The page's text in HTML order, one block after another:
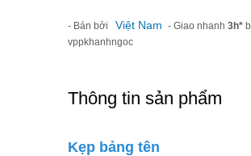
- Bán bởi Việt Nam - Giao nhanh 3h*
vppkhanhngoc
Thông tin sản phẩm
Kẹp bảng tên